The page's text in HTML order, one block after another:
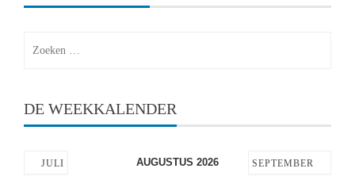
DE WEEKKALENDER
JULI AUGUSTUS 2026 SEPTEMBER